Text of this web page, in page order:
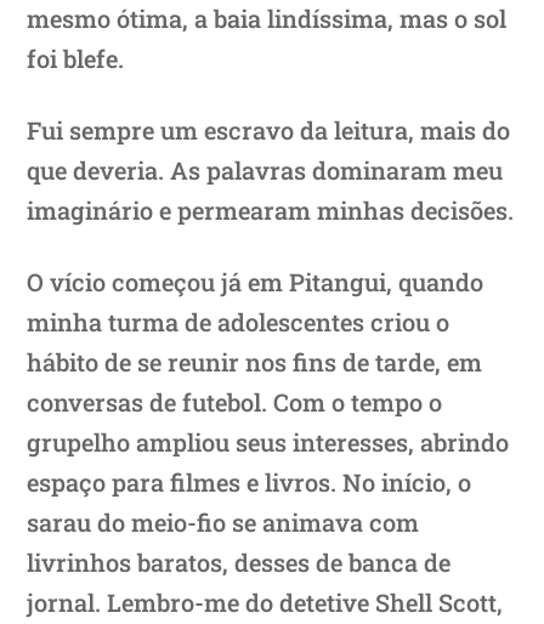
mesmo ótima, a baia lindíssima, mas o sol
foi blefe.
Fui sempre um escravo da leitura, mais do
que deveria. As palavras dominaram meu
imaginário e permearam minhas decisões.
O vício começou já em Pitangui, quando
minha turma de adolescentes criou o
hábito de se reunir nos fins de tarde, em
conversas de futebol. Com o tempo o
grupelho ampliou seus interesses, abrindo
espaço para filmes e livros. No início, o
sarau do meio-fio se animava com
livrinhos baratos, desses de banca de
jornal. Lembro-me do detetive Shell Scott,